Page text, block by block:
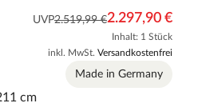
UVP2.519,99 €2.297,90 €
Inhalt: 1 Stück
inkl. MwSt. Versandkostenfrei
Made in Germany
cm